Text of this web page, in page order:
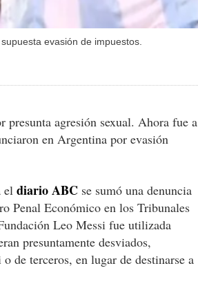
evasión de impuestos.
presunta agresión sexual. Ahora fue a
en Argentina por evasión
el diario ABC se sumó una denuncia
Penal Económico en los Tribunales
Leo Messi fue utilizada
presuntamente desviados,
de terceros, en lugar de destinarse a